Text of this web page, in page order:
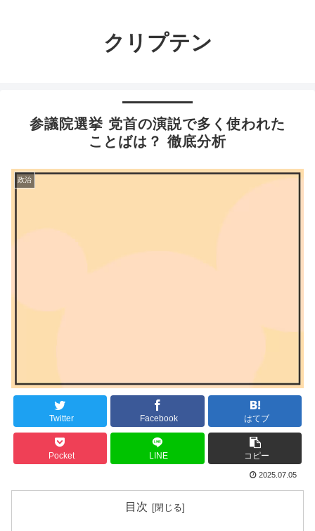
クリプテン
参議院選挙 党首の演説で多く使われた
ことばは？ 徹底分析
政治
Twitter Facebook はてブ
Pocket LINE コピー
2025.07.05
目次